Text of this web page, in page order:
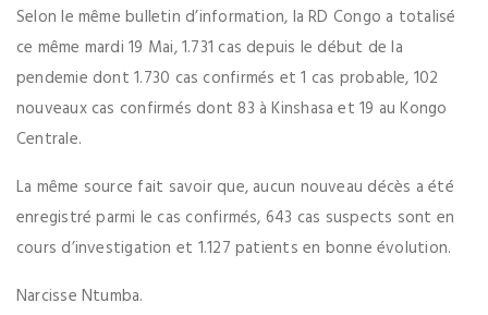
Selon le même bulletin d’information, la RD Congo a totalisé
ce même mardi 19 Mai, 1.731 cas depuis le début de la
pendemie dont 1.730 cas confirmés et 1 cas probable, 102
nouveaux cas confirmés dont 83 à Kinshasa et 19 au Kongo
Centrale.
La même source fait savoir que, aucun nouveau décès a été
enregistré parmi le cas confirmés, 643 cas suspects sont en
cours d’investigation et 1.127 patients en bonne évolution.
Narcisse Ntumba.